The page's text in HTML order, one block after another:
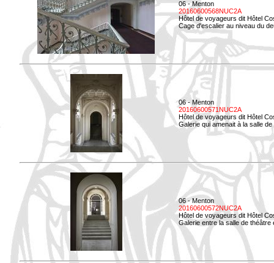
06 - Menton
20160600568NUC2A
Hôtel de voyageurs dit Hôtel
Cage d'escalier au niveau du
06 - Menton
20160600571NUC2A
Hôtel de voyageurs dit Hôtel
Galerie qui amenait à la salle de
06 - Menton
20160600572NUC2A
Hôtel de voyageurs dit Hôtel
Galerie entre la salle de théâtre